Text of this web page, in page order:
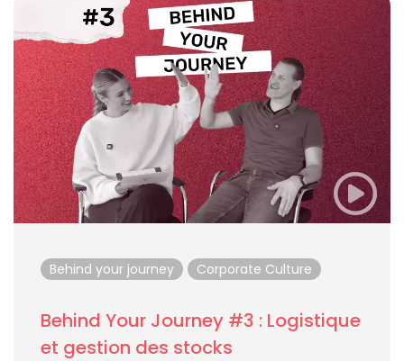
Behind your journey Corporate Culture
Behind Your Journey #3 : Logistique
et gestion des stocks